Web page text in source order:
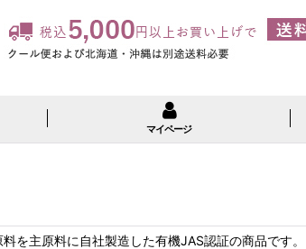
マイページ
を主原料に自社製造した有機JAS認証の商品です。